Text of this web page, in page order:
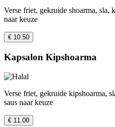
Verse friet, gekruide shoarma, sla,
naar keuze
€ 10.50
Kapsalon Kipshoarma
Verse friet, gekruide kipshoarma,
saus naar keuze
€ 11.00